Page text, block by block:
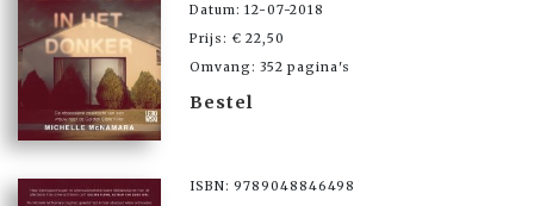
Datum: 12-07-2018
Prijs: € 22,50
Omvang: 352 pagina's
Bestel
ISBN: 9789048846498